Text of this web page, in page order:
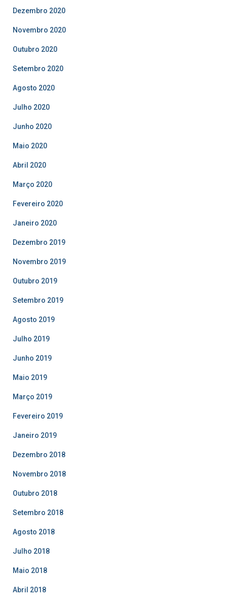
Dezembro 2020
Novembro 2020
Outubro 2020
Setembro 2020
Agosto 2020
Julho 2020
Junho 2020
Maio 2020
Abril 2020
Março 2020
Fevereiro 2020
Janeiro 2020
Dezembro 2019
Novembro 2019
Outubro 2019
Setembro 2019
Agosto 2019
Julho 2019
Junho 2019
Maio 2019
Março 2019
Fevereiro 2019
Janeiro 2019
Dezembro 2018
Novembro 2018
Outubro 2018
Setembro 2018
Agosto 2018
Julho 2018
Maio 2018
Abril 2018